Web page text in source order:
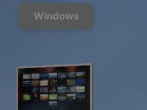
Windows